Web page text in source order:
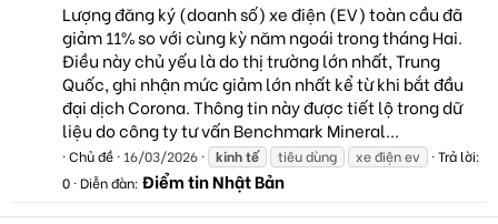
Lượng đăng ký (doanh số) xe điện (EV) toàn cầu đã
giảm 11% so với cùng kỳ năm ngoái trong tháng Hai.
Điều này chủ yếu là do thị trường lớn nhất, Trung
Quốc, ghi nhận mức giảm lớn nhất kể từ khi bắt đầu
đại dịch Corona. Thông tin này được tiết lộ trong dữ
liệu do công ty tư vấn Benchmark Mineral...
Chủ đề 16/03/2026 kinhtế tiêu dùng xe điện ev
Trả lời:
0 Diễn đàn: Điểm tin Nhật Bản